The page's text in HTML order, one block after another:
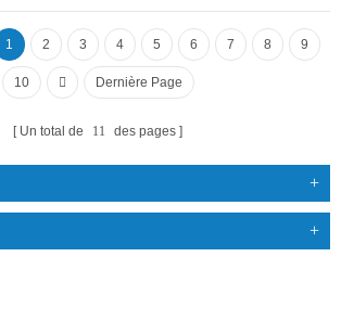
1 2 3 4 5 6 7 8 9
10 Dernière Page
Un total de 11 des pages